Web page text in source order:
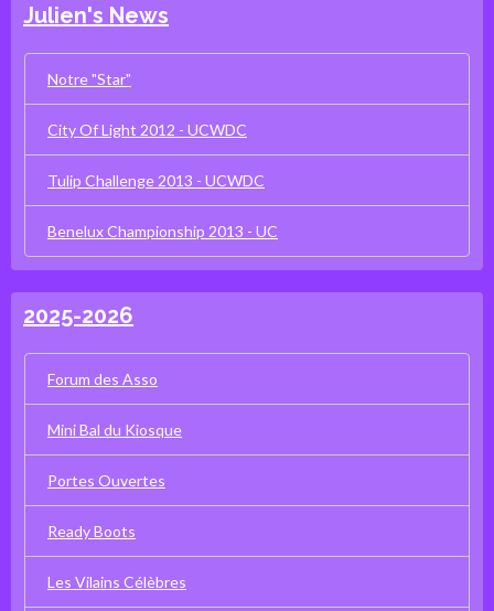
Julien's News
Notre "Star"
City Of Light 2012 - UCWDC
Tulip Challenge 2013 - UCWDC
Benelux Championship 2013 - UC
2025-2026
Forum des Asso
Mini Bal du Kiosque
Portes Ouvertes
Ready Boots
Les Vilains Célèbres